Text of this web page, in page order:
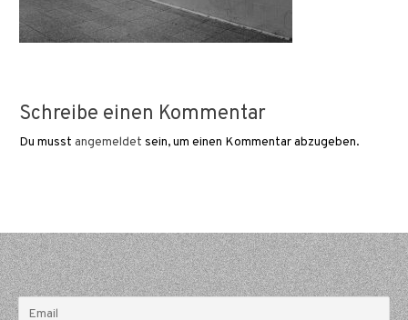
Schreibe einen Kommentar
Du musstangemeldet sein, um einen Kommentar abzugeben.